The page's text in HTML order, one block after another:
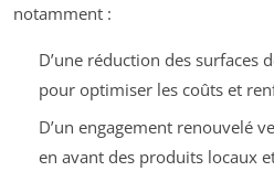
notamment :
D’une réduction des surfaces
pour optimiser les coûts et
D’un engagement renouvelé
en avant des produits locaux